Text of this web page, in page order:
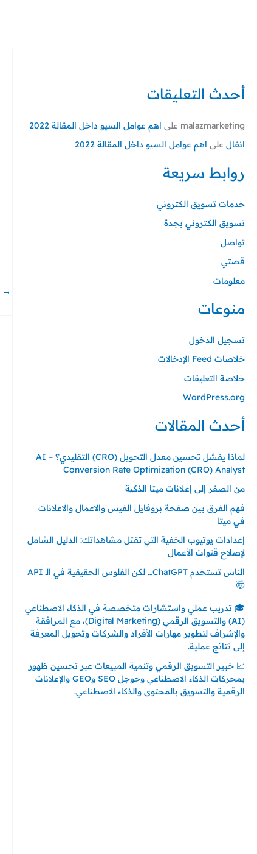
أحدث التعليقات
malazmarketing على اهم عوامل السيو داخل المقالة 2022
انفال على اهم عوامل السيو داخل المقالة 2022
روابط سريعة
خدمات تسويق الكتروني
تسويق الكتروني بجدة
تواصل
قصتي
معلومات
منوعات
تسجيل الدخول
خلاصات Feed الإدخالات
خلاصة التعليقات
WordPress.org
أحدث المقالات
لماذا يفشل تحسين معدل التحويل (CRO) التقليدي؟ – AI
Conversion Rate Optimization (CRO) Analyst
من الصفر إلى إعلانات ميتا الذكية
فهم الفرق بين صفحة بروفايل الفيس والاعمال والاعلانات
في ميتا
إعدادات يوتيوب الخفية التي تقتل مشاهداتك: الدليل الشامل
لإصلاح قنوات الأعمال
الناس تستخدم ChatGPT… لكن الفلوس الحقيقية في الـ API
🤯
🎓 تدريب عملي واستشارات متخصصة في الذكاء الاصطناعي
(AI) والتسويق الرقمي (Digital Marketing)، مع المرافقة
والإشراف لتطوير مهارات الأفراد والشركات وتحويل المعرفة
إلى نتائج عملية.
📈 خبير التسويق الرقمي وتنمية المبيعات عبر تحسين ظهور
بمحركات الذكاء الاصطناعي وجوجل SEO وGEO والإعلانات
الرقمية والتسويق بالمحتوى والذكاء الاصطناعي.
→